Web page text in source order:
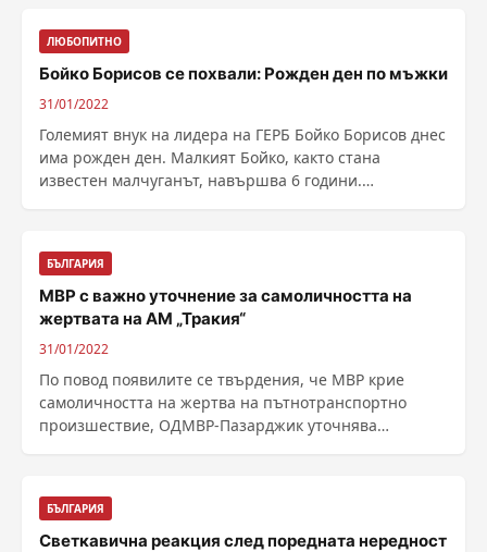
ЛЮБОПИТНО
Бойко Борисов се похвали: Рожден ден по мъжки
31/01/2022
Големият внук на лидера на ГЕРБ Бойко Борисов днес
има рожден ден. Малкият Бойко, както стана
известен малчуганът, навършва 6 години.
БЪЛГАРИЯ
МВР с важно уточнение за самоличността на
жертвата на АМ „Тракия“
31/01/2022
По повод появилите се твърдения, че МВР крие
самоличността на жертва на пътнотранспортно
произшествие, ОДМВР-Пазарджик уточнява
БЪЛГАРИЯ
Светкавична реакция след поредната нередност